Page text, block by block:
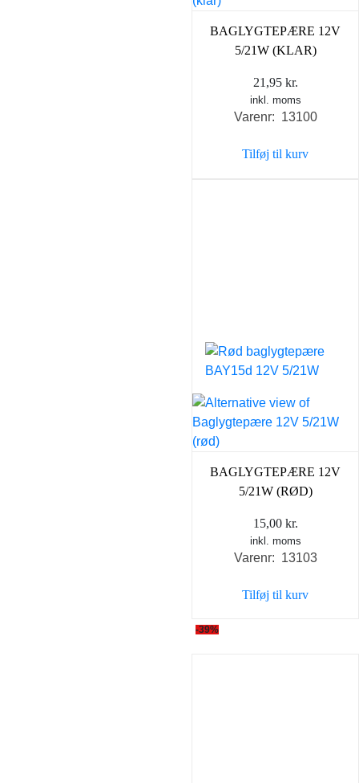
BAGLYGTEPÆRE 12V
5/21W (KLAR)
21,95 kr.
inkl. moms
Varenr: 13100
Tilføj til kurv
BAGLYGTEPÆRE 12V
5/21W (RØD)
15,00 kr.
inkl. moms
Varenr: 13103
Tilføj til kurv
-39%